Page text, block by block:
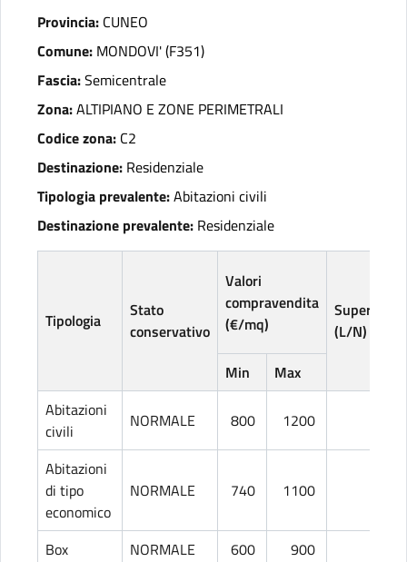
Provincia: CUNEO
Comune: MONDOVI' (F351)
Fascia:Semicentrale
Zona:ALTIPIANO E ZONE PERIMETRALI
Codice zona: C2
Destinazione: Residenziale
Tipologia prevalente:Abitazioni civili
Destinazione prevalente: Residenziale
Tipologia
Stato
conservativo
Valori
compravendita
(€/mq)
Superficie
(L/N)
Min
Max
Abitazioni
civili
NORMALE 800 1200
Abitazioni
di tipo
economico
NORMALE 740 1100
Box NORMALE 600 900